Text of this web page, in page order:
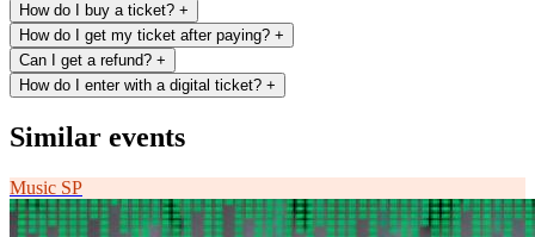
How do I buy a ticket? +
How do I get my ticket after paying? +
Can I get a refund? +
How do I enter with a digital ticket? +
Similar events
Music SP